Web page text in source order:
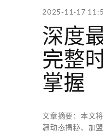
2025-11-17
深度
完整
掌握
文章摘要：本文
疆动态揭秘、加